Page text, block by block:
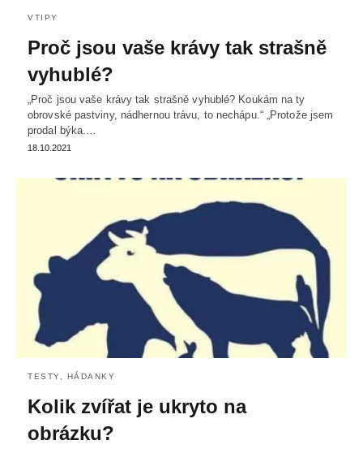
VTIPY
Proč jsou vaše krávy tak strašně
vyhublé?
„Proč jsou vaše krávy tak strašně vyhublé? Koukám na ty
obrovské pastviny, nádhernou trávu, to nechápu.“ „Protože jsem
prodal býka.…
18.10.2021
TESTY, HÁDANKY
Kolik zvířat je ukryto na
obrázku?